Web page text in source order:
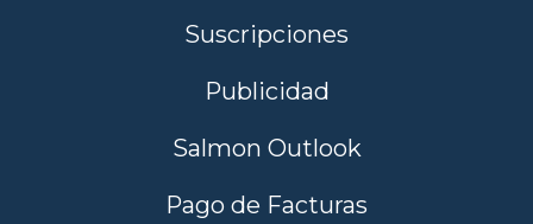
Suscripciones
Publicidad
Salmon Outlook
Pago de Facturas